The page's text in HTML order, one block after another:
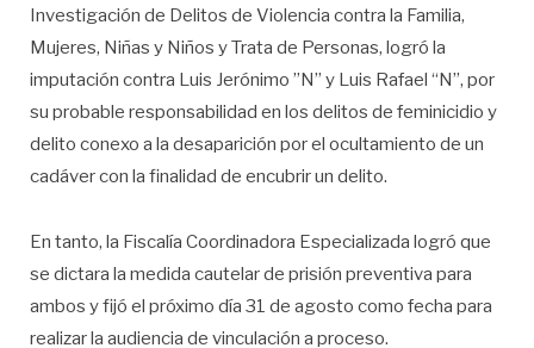
Investigación de Delitos de Violencia contra la Familia,
Mujeres, Niñas y Niños y Trata de Personas, logró la
imputación contra Luis Jerónimo ”N” y Luis Rafael “N”, por
su probable responsabilidad en los delitos de feminicidio y
delito conexo a la desaparición por el ocultamiento de un
cadáver con la finalidad de encubrir un delito.
En tanto, la Fiscalía Coordinadora Especializada logró que
se dictara la medida cautelar de prisión preventiva para
ambos y fijó el próximo día 31 de agosto como fecha para
realizar la audiencia de vinculación a proceso.